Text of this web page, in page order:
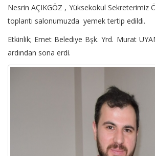
Nesrin AÇIKGÖZ , Yüksekokul Sekreterimiz
toplantı salonumuzda yemek tertip edildi.
Etkinlik; Emet Belediye Bşk. Yrd. Murat
ardından sona erdi.